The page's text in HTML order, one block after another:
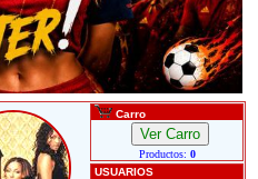
Carro
Productos: 0
USUARIOS